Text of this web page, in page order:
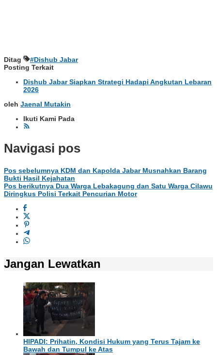
Ditag
#Dishub Jabar
Posting Terkait
Dishub Jabar Siapkan Strategi Hadapi Angkutan Lebaran
2026
oleh Jaenal Mutakin
Ikuti Kami Pada
Navigasi pos
Pos sebelumnya KDM dan Kapolda Jabar Musnahkan Barang
Bukti Hasil Kejahatan
Pos berikutnya Dua Warga Lebakagung dan Satu Warga Cilawu
Diringkus Polisi Terkait Pencurian Motor
Jangan Lewatkan
HIPADI: Prihatin, Kondisi Hukum yang Terus Tajam ke
Bawah dan Tumpul ke Atas